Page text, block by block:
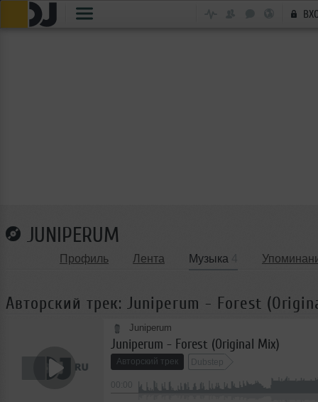
JUNIPERUM
Профиль Лента Музыка
Авторский трек: Juniperum - Forest
Juniperum
Juniperum - Forest (Original Mix)
Авторский трек Dubstep